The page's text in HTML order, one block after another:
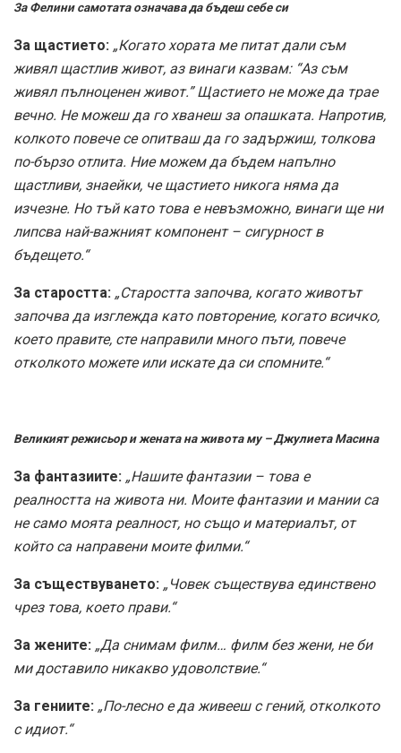
За Фелини самотата означава да бъдеш себе си
За щастието: „Когато хората ме питат дали съм
живял щастлив живот, аз винаги казвам: “Аз съм
живял пълноценен живот.” Щастието не може да трае
вечно. Не можеш да го хванеш за опашката. Напротив,
колкото повече се опитваш да го задържиш, толкова
по-бързо отлита. Ние можем да бъдем напълно
щастливи, знаейки, че щастието никога няма да
изчезне. Но тъй като това е невъзможно, винаги ще ни
липсва най-важният компонент – сигурност в
бъдещето.“
За старостта: „Старостта започва, когато животът
започва да изглежда като повторение, когато всичко,
което правите, сте направили много пъти, повече
отколкото можете или искате да си спомните.“
Великият режисьор и жената на живота му – Джулиета Масина
За фантазиите: „Нашите фантазии – това е
реалността на живота ни. Моите фантазии и мании са
не само моята реалност, но също и материалът, от
който са направени моите филми.“
За съществуването: „Човек съществува единствено
чрез това, което прави.“
За жените: „Да снимам филм… филм без жени, не би
ми доставило никакво удоволствие.“
За гениите: „По-лесно е да живееш с гений, отколкото
с идиот.“